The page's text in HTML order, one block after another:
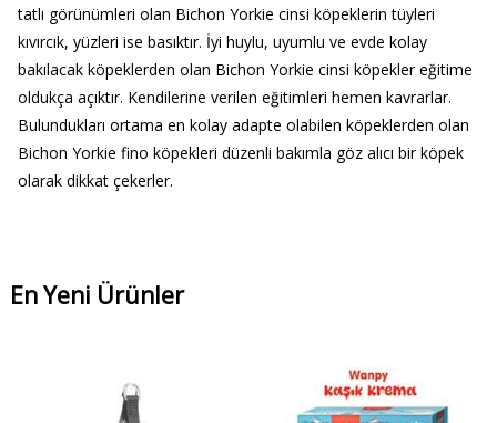
tatlı görünümleri olan Bichon Yorkie cinsi köpeklerin tüyleri
kıvırcık, yüzleri ise basıktır. İyi huylu, uyumlu ve evde kolay
bakılacak köpeklerden olan Bichon Yorkie cinsi köpekler eğitime
oldukça açıktır. Kendilerine verilen eğitimleri hemen kavrarlar.
Bulundukları ortama en kolay adapte olabilen köpeklerden olan
Bichon Yorkie fino köpekleri düzenli bakımla göz alıcı bir köpek
olarak dikkat çekerler.
En Yeni Ürünler